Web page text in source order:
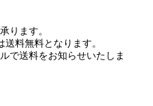
ります。
料無料となります。
で送料をお知らせいたしま